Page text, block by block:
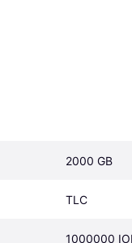
2000 GB
TLC
1000000